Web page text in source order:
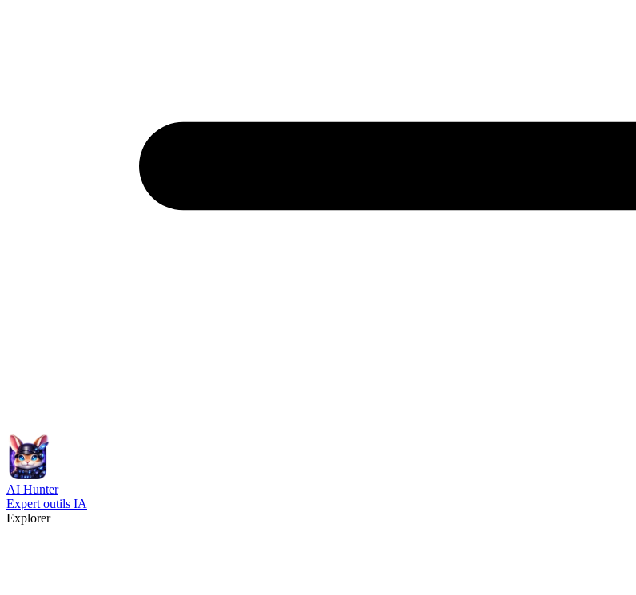
AI Hunter
Expert outils IA
Explorer